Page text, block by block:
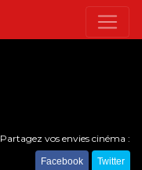
Partagez vos envies cinéma :
Facebook Twitter